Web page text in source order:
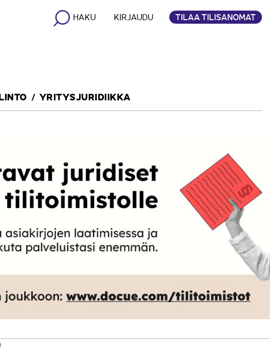
HAKU KIRJAUDU TILAA TILISANOMAT
YRITYSJURIDIIKKA